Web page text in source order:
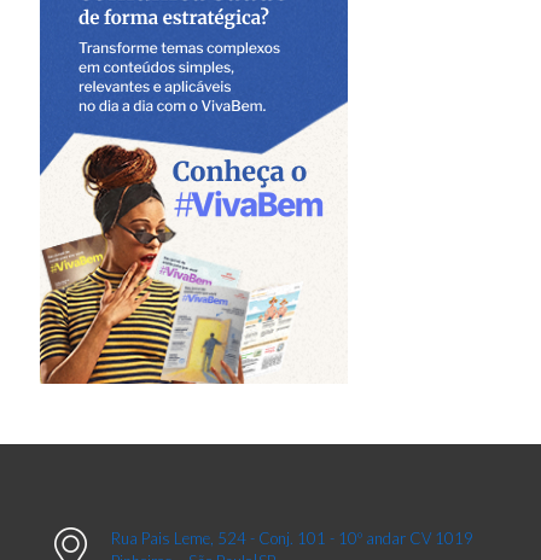
Rua Pais Leme, 524 - Conj. 101 - 10º andar CV 1019